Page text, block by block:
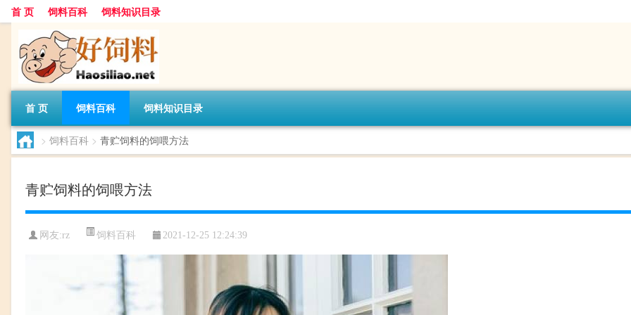
首 页 饲料百科 饲料知识目录
首 页 饲料百科 饲料知识目录
> 饲料百科 > 青贮饲料的饲喂方法
青贮饲料的饲喂方法
网友:rz 饲料百科 2021-12-25 12:24:39